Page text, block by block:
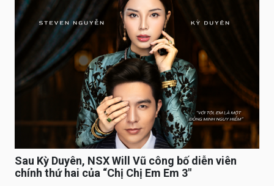
Sau Kỳ Duyên, NSX Will Vũ công bố diễn viên
chính thứ hai của “Chị Chị Em Em 3″